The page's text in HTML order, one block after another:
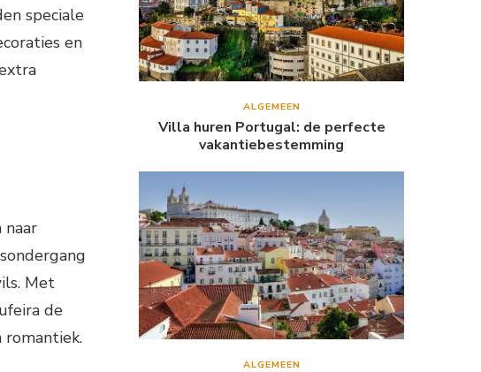
speciale
en
naar
Met
de
ALGEMEEN
Villa huren Portugal: de perfecte
vakantiebestemming
ALGEMEEN